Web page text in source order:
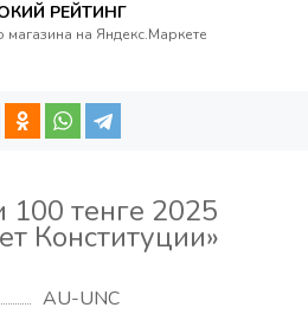
РЕЙТИНГ
магазина на Яндекс.Маркете
100 тенге 2025
Конституции»
AU-UNC